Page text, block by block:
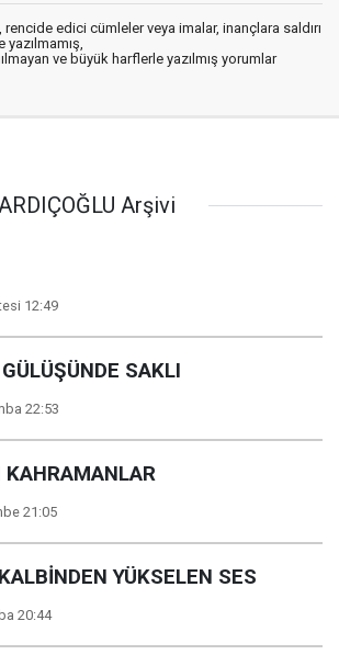
rencide edici cümleler veya imalar, inançlara saldırı
yazılmamış,
ve büyük harflerle yazılmış yorumlar
Arşivi
12:49
SAKLI
22:53
KAHRAMANLAR
21:05
YÜKSELEN SES
20:44